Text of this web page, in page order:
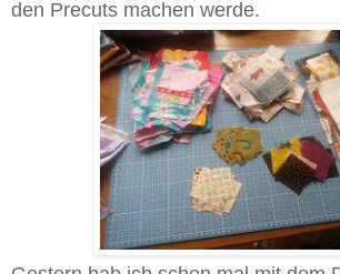
den Precuts machen werde.